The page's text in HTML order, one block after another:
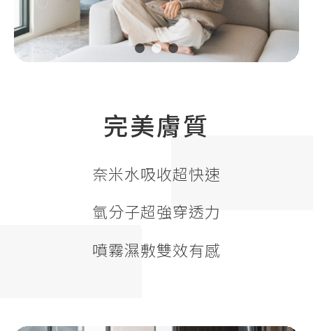
1 2
完美膚質
奈米水吸收超快速
氫分子超強穿透力
噴霧濕敷雙效有感